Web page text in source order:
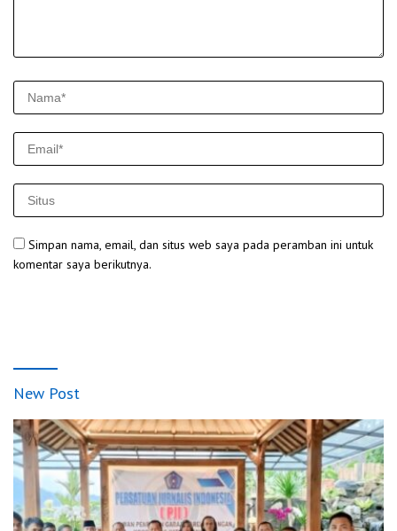
Simpan nama, email, dan situs web saya pada peramban ini untuk
komentar saya berikutnya.
New Post